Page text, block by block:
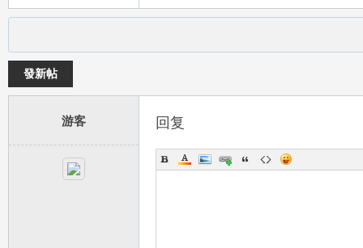
發新帖
游客 回复